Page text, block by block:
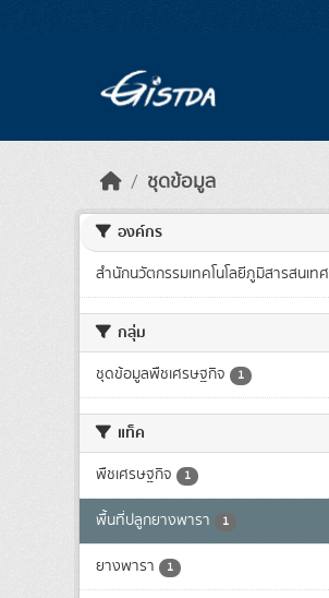
ชุดข้อมูล
องค์กร
สำนักนวัตกรรมเทคโนโลยีภูมิสารสนเทศ
กลุ่ม
ชุดข้อมูลพืชเศรษฐกิจ 1
แท็ค
พืชเศรษฐกิจ 1
พื้นที่ปลูกยางพารา 1
ยางพารา 1